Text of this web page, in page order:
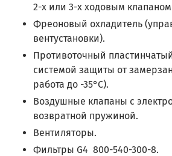
2-х или 3-х ходовым
Фреоновый охладитель
вентустановки).
Противоточный
системой защиты от
работа до -35°С).
Воздушные клапаны с
возвратной пружиной.
Вентиляторы.
Фильтры G4 800-540-300-8.